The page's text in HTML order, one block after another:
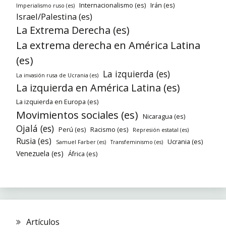
Imperialismo ruso (es) Internacionalismo (es) Irán (es)
Israel/Palestina (es)
La Extrema Derecha (es)
La extrema derecha en América Latina
(es)
La invasión rusa de Ucrania (es) La izquierda (es)
La izquierda en América Latina (es)
La izquierda en Europa (es)
Movimientos sociales (es) Nicaragua (es)
Ojalá (es) Perú (es) Racismo (es) Represión estatal (es)
Rusia (es) Samuel Farber (es) Transfeminismo (es) Ucrania (es)
Venezuela (es) África (es)
Artículos